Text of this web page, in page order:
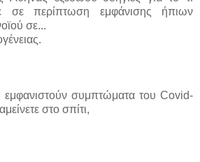
σε περίπτωση εμφάνισης ήπιων
σε...
συμπτώματα του Covid-
στο σπίτι,